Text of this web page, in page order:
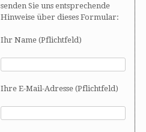
senden Sie uns entsprechende
Hinweise über dieses Formular:
Ihr Name (Pflichtfeld)
Ihre E-Mail-Adresse (Pflichtfeld)